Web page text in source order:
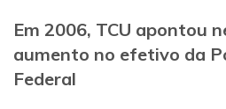
Em 2006, TCU apontou
aumento no efetivo da
Federal